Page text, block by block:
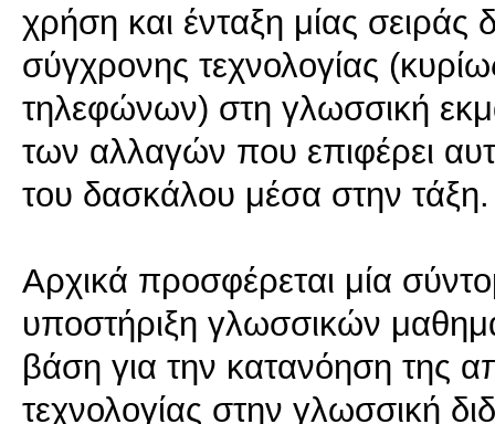
χρήση και ένταξη μίας
σύγχρονης τεχνολογίας
τηλεφώνων) στη γλωσσική
των αλλαγών που επιφέρει
του δασκάλου μέσα στην τάξη.
Αρχικά προσφέρεται μία
υποστήριξη γλωσσικών
βάση για την κατανόηση της
τεχνολογίας στην γλωσσική